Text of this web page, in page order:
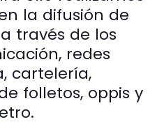
la difusión de
través de los
redes
cartelería,
folletos, oppis y